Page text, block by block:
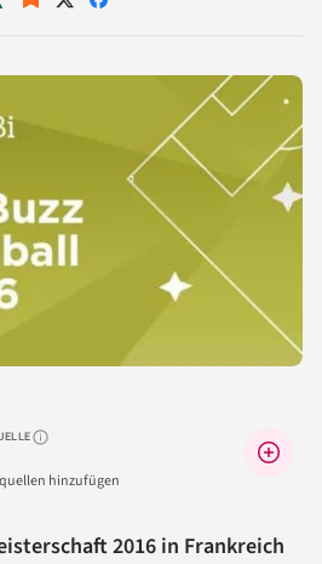
Auf Auf
Warum lohnt sich das?
hinzufügen
2016 in Frankreich